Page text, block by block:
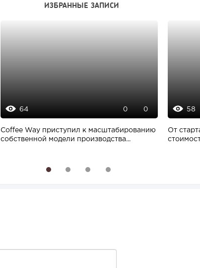
ИЗБРАННЫЕ ЗАПИСИ
64 0 0
Coffee Way приступил к масштабированию
собственной модели производства...
58
От
1 2 3 4